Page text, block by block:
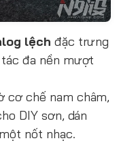
lệch đặc trưng
đa nền mượt
cơ chế nam châm,
DIY sơn, dán
nốt nhạc.